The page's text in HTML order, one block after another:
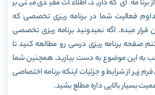
ای که دارید، اطلاعات مفیدی مبنی بر
فعالیت شما در برنامه ریزی تخصصی که
قرار میده. اگه نمیدونید برنامه ریزی تخصصی
صفحه برنامه ریزی درسی رو مطالعه کنید تا
به این موضوع به دست بیارید. همچنین شما
فرم زیر از شرایط و جزئیات اینکه برنامه اختصاصی
بسیار بالایی داره مطلع بشید.